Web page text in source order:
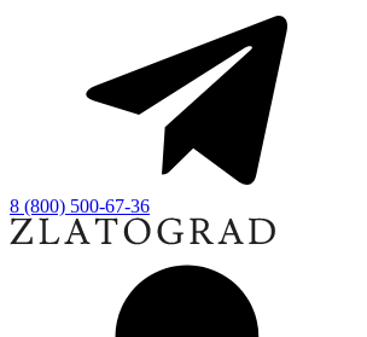
8 (800) 500-67-36